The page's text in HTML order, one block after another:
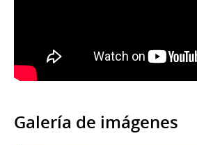
Galería de imágenes